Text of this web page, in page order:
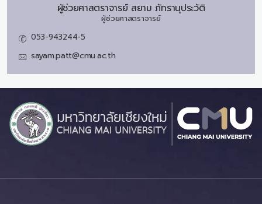
ผู้ช่วยศาสตราจารย์ สยาม ภัทรานุประวัติ
ผู้ช่วยศาสตราจารย์
053-943244-5
sayam.patt@cmu.ac.th